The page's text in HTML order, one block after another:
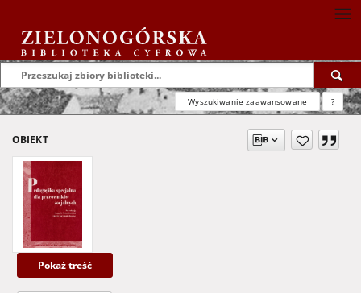
Wyszukiwanie zaawansowane ?
OBIEKT
Pokaż treść